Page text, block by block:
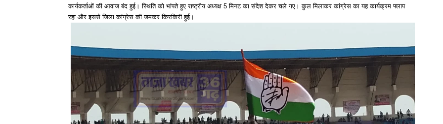
कार्यकर्ताओं की आवाज बंद हुई। स्थिति को भांपते हुए राष्ट्रीय अध्यक्ष 5 मिनट का संदेश देकर चले गए। कुल मिलाकर कांग्रेस का यह कार्यक्रम फ्लाप
रहा और इससे जिला कांग्रेस की जमकर किरकिरी हुई।